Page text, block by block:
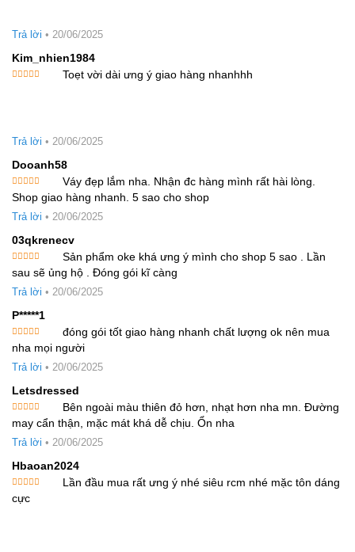
Trả lời • 20/06/2025
Kim_nhien1984
Toẹt vời dài ưng ý giao hàng nhanhhh
Trả lời • 20/06/2025
Dooanh58
Được xếp
hạng5 5
sao
Váy đẹp lắm nha. Nhận đc hàng mình rất hài lòng.
Shop giao hàng nhanh. 5 sao cho shop
Trả lời • 20/06/2025
03qkrenecv
Được xếp
hạng 55
sao
Sản phẩm oke khá ưng ý mình cho shop 5 sao . Lần
sau sẽ ủng hộ . Đóng gói kĩ càng
Trả lời • 20/06/2025
P*****1
Được xếp
hạng 55
sao
đóng gói tốt giao hàng nhanh chất lượng ok nên mua
nha mọi người
Trả lời • 20/06/2025
Letsdressed
Được xếp
hạng 55
sao
Bên ngoài màu thiên đỏ hơn, nhạt hơn nha mn. Đường
may cẩn thận, mặc mát khá dễ chịu. Ổn nha
Trả lời • 20/06/2025
Hbaoan2024
Được xếp
hạng
Lần đầu mua rất ưng ý nhé siêu rcm nhé mặc tôn dáng
cực